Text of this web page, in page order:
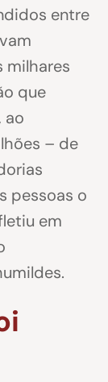
entre
milhares
que
ao
– de
pessoas o
em